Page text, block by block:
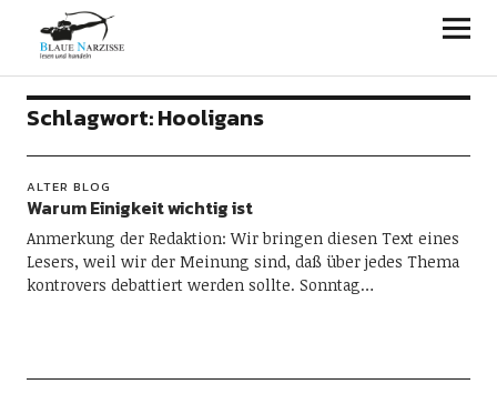
Blaue Narzisse
Schlagwort:Hooligans
ALTER BLOG
Warum Einigkeit wichtig ist
Anmerkung der Redaktion: Wir bringen diesen Text eines
Lesers, weil wir der Meinung sind, daß über jedes Thema
kontrovers debattiert werden sollte. Sonntag…